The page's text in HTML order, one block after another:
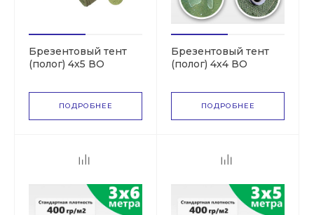
Брезентовый тент
(полог) 4х5 ВО
ПОДРОБНЕЕ
Брезентовый тент
(полог) 4х4 ВО
ПОДРОБНЕЕ